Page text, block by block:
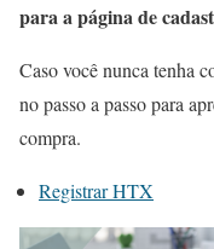
para a página de
Caso você nunca tenha
no passo a passo para
compra.
Registrar HTX